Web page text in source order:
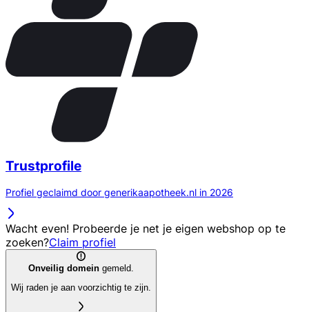
Trustprofile
Profiel geclaimd door generikaapotheek.nl in 2026
Wacht even! Probeerde je net je eigen webshop op te
zoeken?Claim profiel
Onveilig domein gemeld.
Wij raden je aan voorzichtig te zijn.